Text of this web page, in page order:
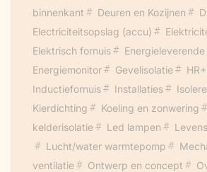
binnenkant
Deuren en Kozijnen
Electriciteitsopslag (accu)
Elektrisch fornuis
Energiemonitor
Gevelisolatie
Inductiefornuis
Installaties
Kierdichting
Koeling en zonwering
kelderisolatie
Led lampen
Lucht/water warmtepomp
ventilatie
Ontwerp en concept